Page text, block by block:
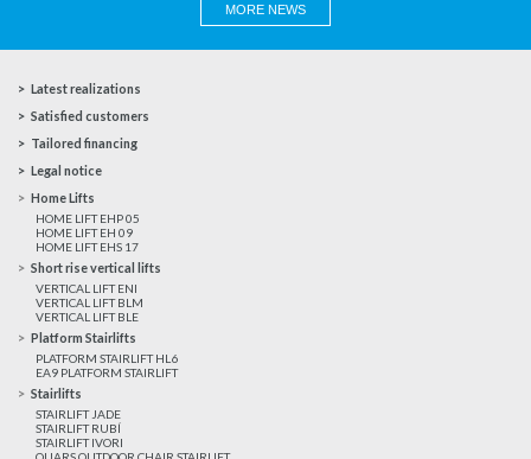
MORE NEWS
Latest realizations
Satisfied customers
Tailored financing
Legal notice
Home Lifts
HOME LIFT EHP 05
HOME LIFT EH 09
HOME LIFT EHS 17
Short rise vertical lifts
VERTICAL LIFT ENI
VERTICAL LIFT BLM
VERTICAL LIFT BLE
Platform Stairlifts
PLATFORM STAIRLIFT HL6
EA9 PLATFORM STAIRLIFT
Stairlifts
STAIRLIFT JADE
STAIRLIFT RUBÍ
STAIRLIFT IVORI